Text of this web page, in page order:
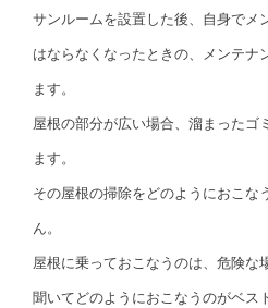
サンルームを設置した後、自身でメ
はならなくなったときの、メンテナ
ます。
屋根の部分が広い場合、溜まったゴ
ます。
その屋根の掃除をどのようにおこな
ん。
屋根に乗っておこなうのは、危険な
聞いてどのようにおこなうのがベス